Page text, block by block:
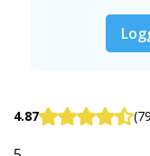
4.87